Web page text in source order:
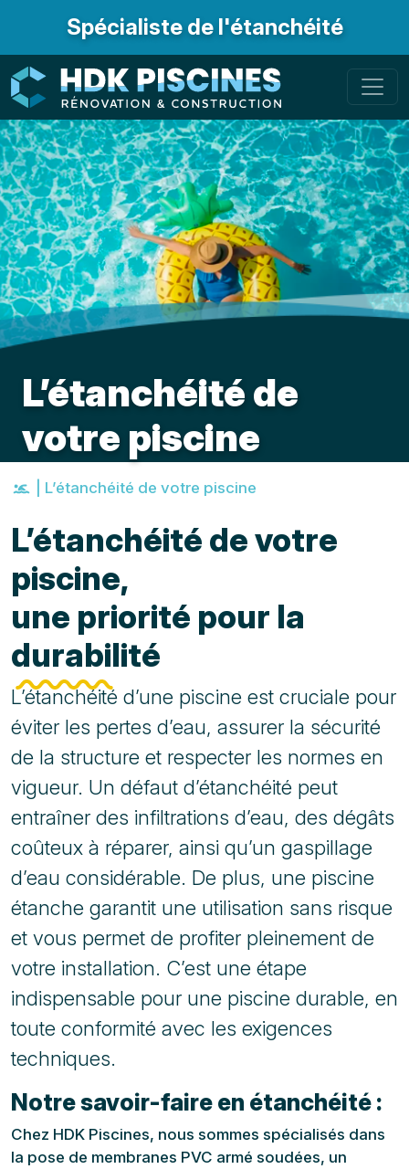
Spécialiste de l'étanchéité
L’étanchéité de
votre piscine
L’étanchéité de votre piscine
L’étanchéité de votre
piscine,
une priorité pour la
durabilité
L’étanchéité d’une piscine est cruciale pour
éviter les pertes d’eau, assurer la sécurité
de la structure et respecter les normes en
vigueur. Un défaut d’étanchéité peut
entraîner des infiltrations d’eau, des dégâts
coûteux à réparer, ainsi qu’un gaspillage
d’eau considérable. De plus, une piscine
étanche garantit une utilisation sans risque
et vous permet de profiter pleinement de
votre installation. C’est une étape
indispensable pour une piscine durable, en
toute conformité avec les exigences
techniques.
Notre savoir-faire en étanchéité :
Chez HDK Piscines, nous sommes spécialisés dans
la pose de membranes PVC armé soudées, un